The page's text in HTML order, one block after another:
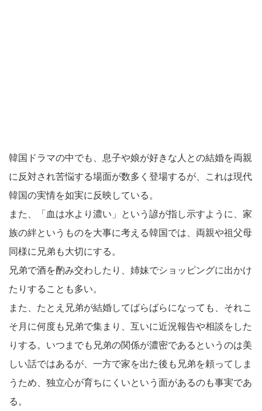
韓国ドラマの中でも、息子や娘が好きな人との結婚を両親
に反対され苦悩する場面が数多く登場するが、これは現代
韓国の実情を如実に反映している。
また、「血は水より濃い」という諺が指し示すように、家
族の絆というものを大事に考える韓国では、両親や祖父母
同様に兄弟も大切にする。
兄弟で酒を酌み交わしたり、姉妹でショッピングに出かけ
たりすることも多い。
また、たとえ兄弟が結婚してばらばらになっても、それこ
そ月に何度も兄弟で集まり、互いに近況報告や相談をした
りする。いつまでも兄弟の関係が濃密であるというのは美
しい話ではあるが、一方で家を出た後も兄弟を頼ってしま
うため、独立心が育ちにくいという面があるのも事実であ
る。